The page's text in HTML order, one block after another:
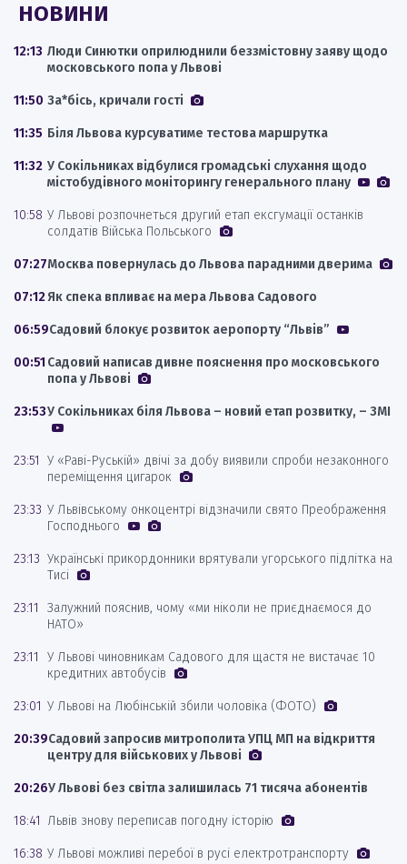
НОВИНИ
12:13 Люди Синютки оприлюднили беззмістовну заяву щодо
московського попа у Львові
11:50 За*бісь, кричали гості
11:35 Біля Львова курсуватиме тестова маршрутка
11:32 У Сокільниках відбулися громадські слухання щодо
містобудівного моніторингу генерального плану
10:58 У Львові розпочнеться другий етап ексгумації останків
солдатів Війська Польського
07:27Москва повернулась до Львова парадними дверима
07:12Як спека впливає на мера Львова Садового
06:59Садовий блокує розвиток аеропорту “Львів”
00:51 Садовий написав дивне пояснення про московського
попа у Львові
23:53У Сокільниках біля Львова – новий етап розвитку, – ЗМІ
23:51 У «Раві-Руській» двічі за добу виявили спроби незаконного
переміщення цигарок
23:33 У Львівському онкоцентрі відзначили свято Преображення
Господнього
23:13 Українські прикордонники врятували угорського підлітка на
Тисі
23:11
Залужний пояснив, чому «ми ніколи не приєднаємося до
НАТО»
23:11
У Львові чиновникам Садового для щастя не вистачає 10
кредитних автобусів
23:01 У Львові на Любінській збили чоловіка (ФОТО)
20:39Садовий запросив митрополита УПЦ МП на відкриття
центру для військових у Львові
20:26У Львові без світла залишилась 71 тисяча абонентів
18:41 Львів знову переписав погодну історію
16:38 У Львові можливі перебої в русі електротранспорту